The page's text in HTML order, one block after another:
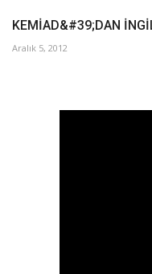
KEMİAD&#39;DAN
Aralık 5, 2012